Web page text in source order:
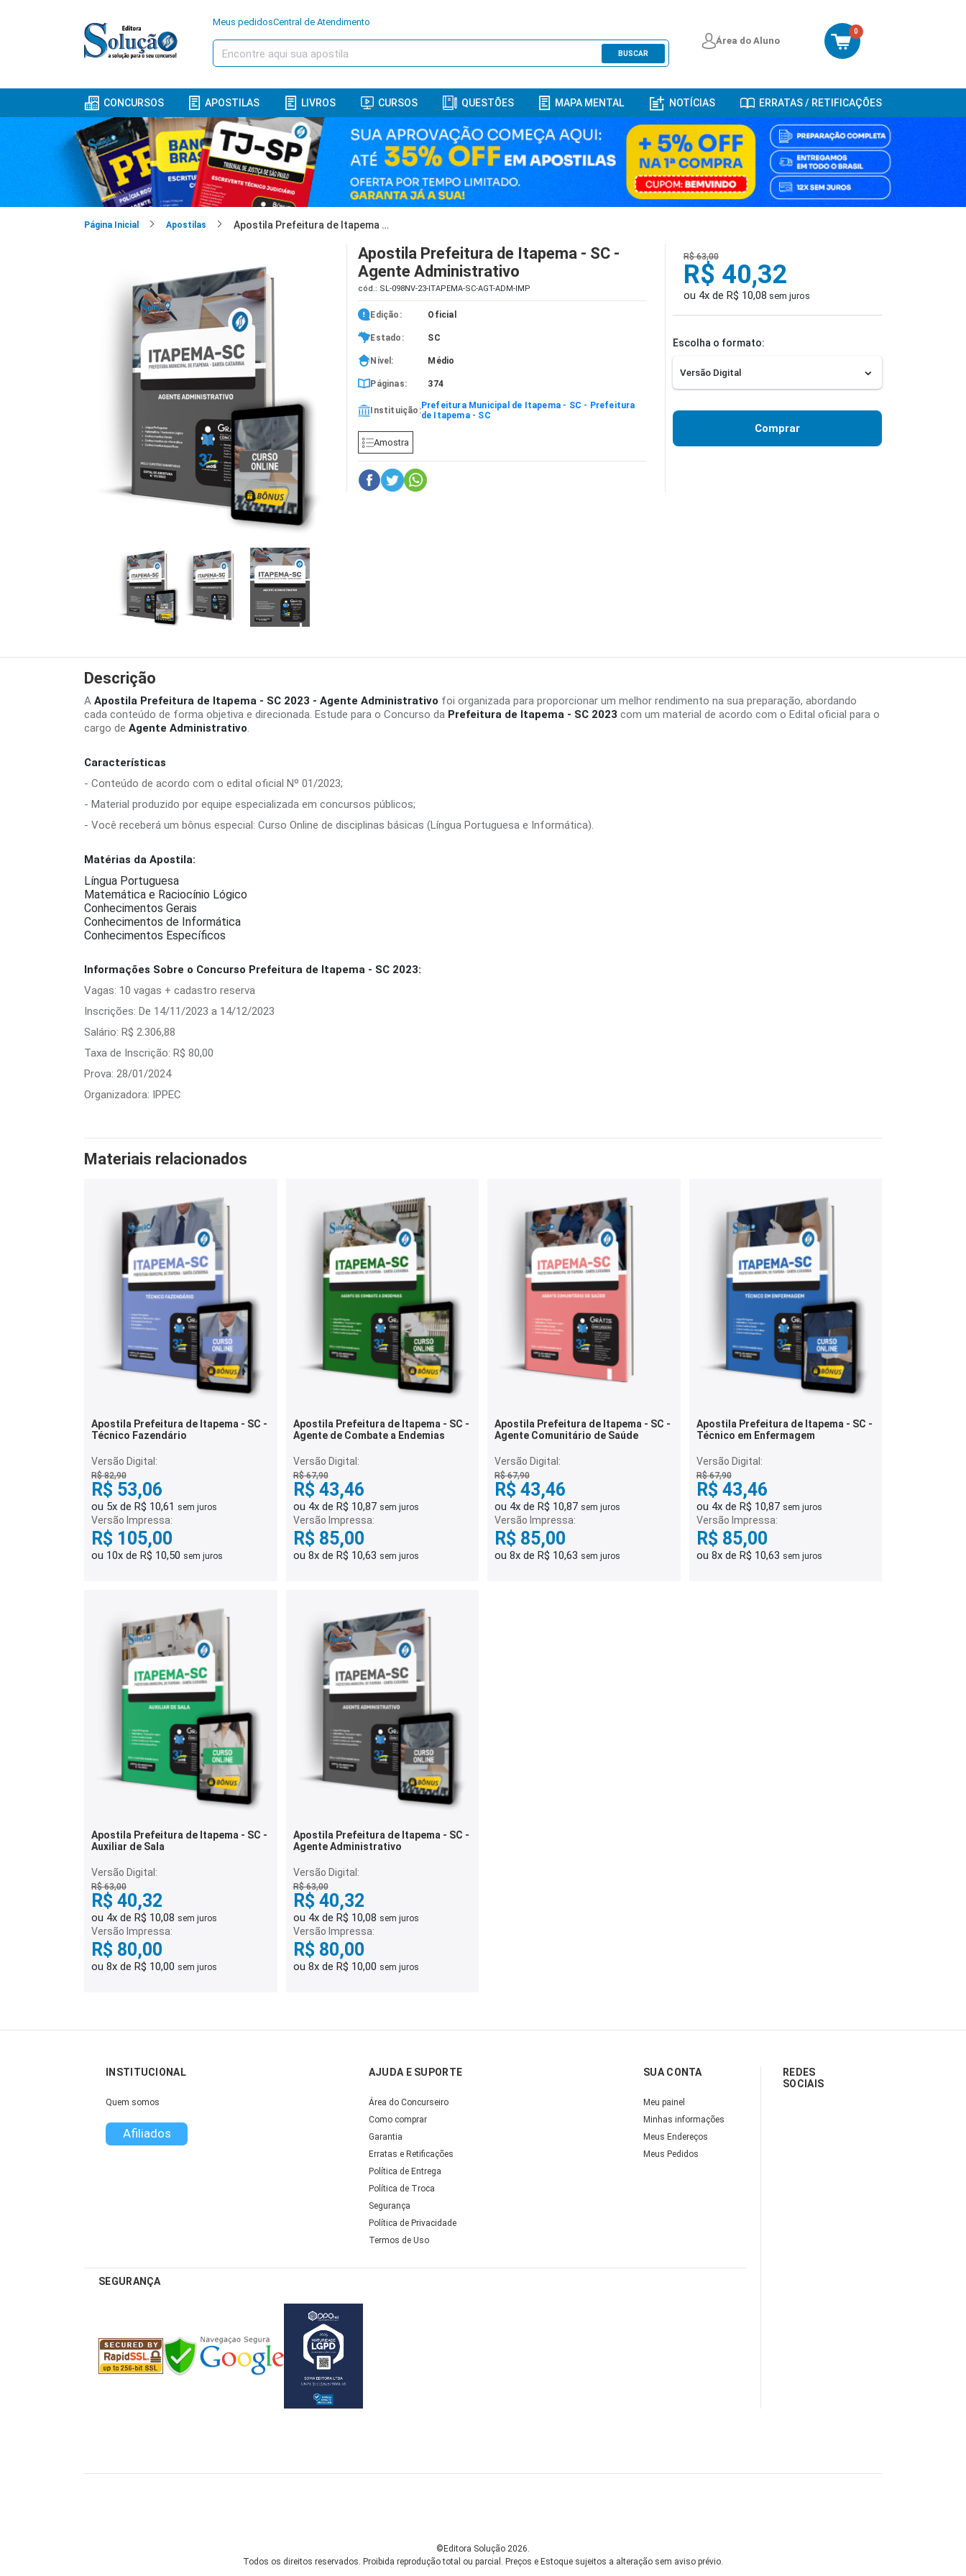
Meus pedidosCentral de Atendimento
BUSCAR
Área do Aluno
0
CONCURSOS APOSTILAS LIVROS CURSOS QUESTÕES MAPA MENTAL NOTÍCIAS ERRATAS / RETIFICAÇÕES
Página Inicial Apostilas Apostila Prefeitura de Itapema - SC - Agente Administrativo
Apostila Prefeitura de Itapema - SC -
Agente Administrativo
cód.: SL-098NV-23-ITAPEMA-SC-AGT-ADM-IMP
Edição: Oficial
Estado: SC
Nível: Médio
Páginas: 374
Instituição:Prefeitura Municipal de Itapema - SC - Prefeitura
de Itapema - SC
Amostra
R$ 63,00
R$ 40,32
ou 4x de R$ 10,08 sem juros
Escolha o formato:
Comprar
Descrição
A Apostila Prefeitura de Itapema - SC 2023 - Agente Administrativo foi organizada para proporcionar um melhor rendimento na sua preparação, abordando
cada conteúdo de forma objetiva e direcionada. Estude para o Concurso da Prefeitura de Itapema - SC 2023 com um material de acordo com o Edital oficial para o
cargo de Agente Administrativo.
Características
- Conteúdo de acordo com o edital oficial Nº 01/2023;
- Material produzido por equipe especializada em concursos públicos;
- Você receberá um bônus especial: Curso Online de disciplinas básicas (Língua Portuguesa e Informática).
Matérias da Apostila:
Língua Portuguesa
Matemática e Raciocínio Lógico
Conhecimentos Gerais
Conhecimentos de Informática
Conhecimentos Específicos
Informações Sobre o Concurso Prefeitura de Itapema - SC 2023:
Vagas: 10 vagas + cadastro reserva
Inscrições: De 14/11/2023 a 14/12/2023
Salário: R$ 2.306,88
Taxa de Inscrição: R$ 80,00
Prova: 28/01/2024
Organizadora: IPPEC
Materiais relacionados
Apostila Prefeitura de Itapema - SC -
Técnico Fazendário
Versão Digital:
R$ 82,90
R$ 53,06
ou 5x de R$ 10,61 sem juros
Versão Impressa:
R$ 105,00
ou 10x de R$ 10,50 sem juros
Apostila Prefeitura de Itapema - SC -
Agente de Combate a Endemias
Versão Digital:
R$ 67,90
R$ 43,46
ou 4x de R$ 10,87 sem juros
Versão Impressa:
R$ 85,00
ou 8x de R$ 10,63 sem juros
Apostila Prefeitura de Itapema - SC -
Agente Comunitário de Saúde
Versão Digital:
R$ 67,90
R$ 43,46
ou 4x de R$ 10,87 sem juros
Versão Impressa:
R$ 85,00
ou 8x de R$ 10,63 sem juros
Apostila Prefeitura de Itapema - SC -
Técnico em Enfermagem
Versão Digital:
R$ 67,90
R$ 43,46
ou 4x de R$ 10,87 sem juros
Versão Impressa:
R$ 85,00
ou 8x de R$ 10,63 sem juros
Apostila Prefeitura de Itapema - SC -
Auxiliar de Sala
Versão Digital:
R$ 63,00
R$ 40,32
ou 4x de R$ 10,08 sem juros
Versão Impressa:
R$ 80,00
ou 8x de R$ 10,00 sem juros
Apostila Prefeitura de Itapema - SC -
Agente Administrativo
Versão Digital:
R$ 63,00
R$ 40,32
ou 4x de R$ 10,08 sem juros
Versão Impressa:
R$ 80,00
ou 8x de R$ 10,00 sem juros
INSTITUCIONAL
Quem somos
Afiliados
AJUDA E SUPORTE
Área do Concurseiro
Como comprar
Garantia
Erratas e Retificações
Política de Entrega
Política de Troca
Segurança
Política de Privacidade
Termos de Uso
SUA CONTA
Meu painel
Minhas informações
Meus Endereços
Meus Pedidos
SEGURANÇA
REDES
SOCIAIS
©Editora Solução 2026.
Todos os direitos reservados. Proibida reprodução total ou parcial. Preços e Estoque sujeitos a alteração sem aviso prévio.